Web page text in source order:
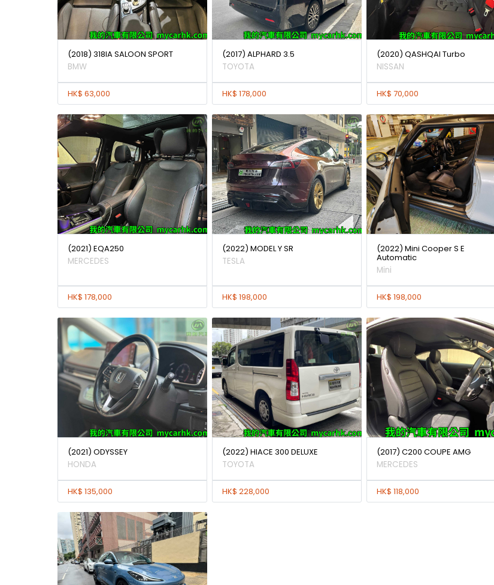
(2018) 318IA SALOON SPORT
BMW
HK$ 63,000
(2017) ALPHARD 3.5
TOYOTA
HK$ 178,000
(2020) QASHQAI Turbo
NISSAN
HK$ 70,000
(2021) EQA250
MERCEDES
HK$ 178,000
(2022) MODEL Y SR
TESLA
HK$ 198,000
(2022) Mini Cooper S E
Automatic
Mini
HK$ 198,000
(2021) ODYSSEY
HONDA
HK$ 135,000
(2022) HIACE 300 DELUXE
TOYOTA
HK$ 228,000
(2017) C200 COUPE AMG
MERCEDES
HK$ 118,000